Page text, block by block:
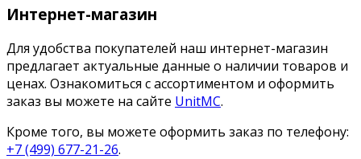
Интернет-магазин
Для удобства покупателей наш интернет-магазин
предлагает актуальные данные о наличии товаров и
ценах. Ознакомиться с ассортиментом и оформить
заказ вы можете на сайте UnitMC.
Кроме того, вы можете оформить заказ по телефону:
+7 (499) 677-21-26.